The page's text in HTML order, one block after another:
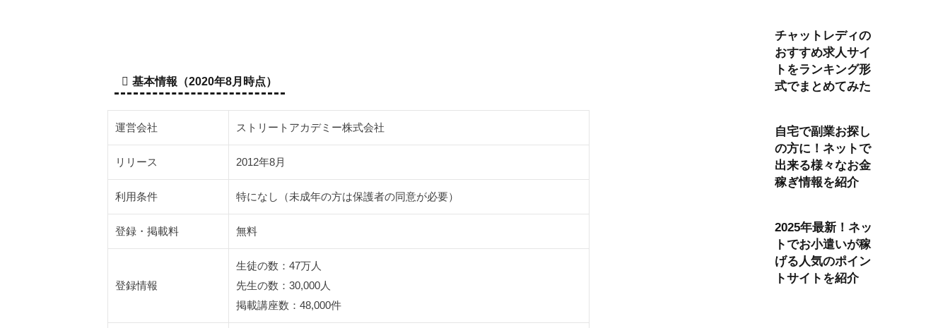
のデ
メリ
ット
は
3
ト
カ
の
料
は
基本情報（2020年8月時点）
運営会社 ストリートアカデミー株式会社
リリース 2012年8月
利用条件 特になし（未成年の方は保護者の同意が必要）
登録・掲載料 無料
登録情報
生徒の数：47万人
先生の数：30,000人
掲載講座数：48,000件
チャットレディの
おすすめ求人サイ
トをランキング形
式でまとめてみた
自宅で副業お探し
の方に！ネットで
出来る様々なお金
稼ぎ情報を紹介
2025年最新！ネッ
トでお小遣いが稼
げる人気のポイン
トサイトを紹介